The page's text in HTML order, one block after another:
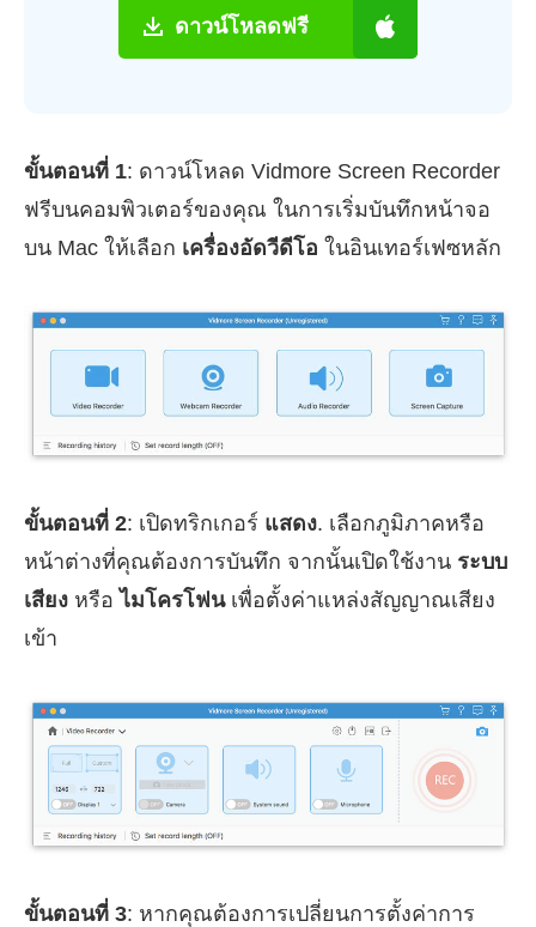
ดาวน์โหลดฟรี
ขั้นตอนที่ 1: ดาวน์โหลด Vidmore Screen Recorder
ฟรีบนคอมพิวเตอร์ของคุณ ในการเริ่มบันทึกหน้าจอ
บน Mac ให้เลือก เครื่องอัดวีดีโอ ในอินเทอร์เฟซหลัก
ขั้นตอนที่ 2: เปิดทริกเกอร์ แสดง. เลือกภูมิภาคหรือ
หน้าต่างที่คุณต้องการบันทึก จากนั้นเปิดใช้งาน ระบบ
เสียง หรือไมโครโฟนเพื่อตั้งค่าแหล่งสัญญาณเสียง
เข้า
ขั้นตอนที่ 3: หากคุณต้องการเปลี่ยนการตั้งค่าการ